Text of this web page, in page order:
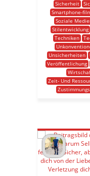
Sicherheit
Smartphone-
Soziale
Stilentwicklung
Techniken
Unsicherheiten
Veröffentlichung
Zeit- Und